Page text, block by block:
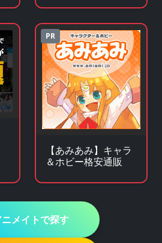
クターグッズの通販
サイト
PR
【あみあみ】キャラ
＆ホビー格安通販
ニメイトで探す